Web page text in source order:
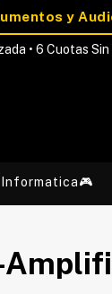
• 6 Cuotas
Informatica🎮